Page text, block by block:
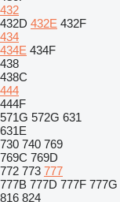
432
432D 432E 432F
434
434E 434F
438
438C
444
444F
571G 572G 631
631E
730 740 769
769C 769D
772 773 777
777B 777D 777F 777G
816 824